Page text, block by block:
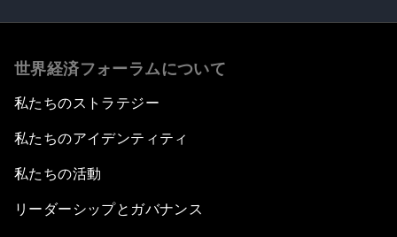
世界経済フォーラムについて
私たちのストラテジー
私たちのアイデンティティ
私たちの活動
リーダーシップとガバナンス